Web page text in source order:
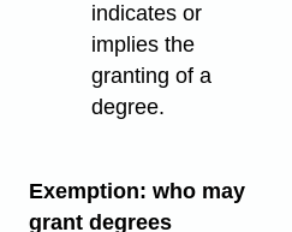
indicates or
implies the
granting of a
degree.
Exemption: who may
grant degrees